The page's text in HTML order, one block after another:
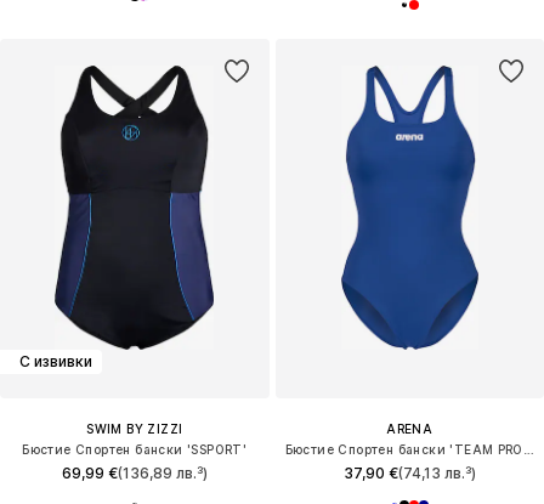
С извивки
SWIM BY ZIZZI
Бюстие Спортен бански 'SSPORT'
69,99 €(136,89 лв.³)
ARENA
37,90 €(74,13 лв.³)